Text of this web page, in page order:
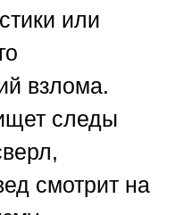
или
взлома.
следы
смотрит на